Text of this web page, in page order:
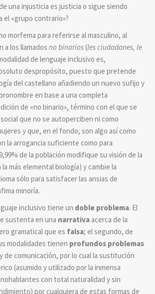
una injusticia es justicia o sigue siendo
el «grupo contrario»?
morfema para referirse al masculino, al
a los llamados no binarios(les ciudadanes, le
de lenguaje inclusivo es,
despropósito, puesto que pretende
del castellano añadiendo un nuevo sufijo y
en base a una completa
de «no binario», término con el que se
que no se autoperciben ni como
y que, en el fondo, son algo así como
la arrogancia suficiente como para
de la población modifique su visión de la
más elemental biología) y cambie la
sólo para satisfacer las ansias de
minoría.
inclusivo tiene un doble problema. El
sustenta en una narrativa acerca de la
gramatical que es falsa; el segundo, de
modalidades tienen profundos problemas
de comunicación, por lo cual la sustitución
(asumido y utilizado por la inmensa
con total naturalidad y sin
por cualquiera de estas formas de